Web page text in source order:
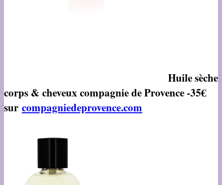
Huile sèche
corps & cheveux compagnie de Provence -35€
sur compagniedeprovence.com